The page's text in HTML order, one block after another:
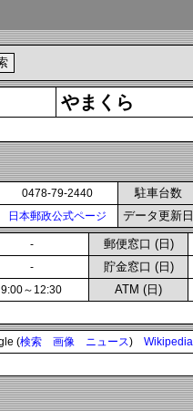
やまくら
0478-79-2440 駐車台数
日本郵政公式ページ データ更新日
- 郵便窓口 (日)
- 貯金窓口 (日)
9:00～12:30 ATM (日)
(検索 画像 ニュース) Wikipedia